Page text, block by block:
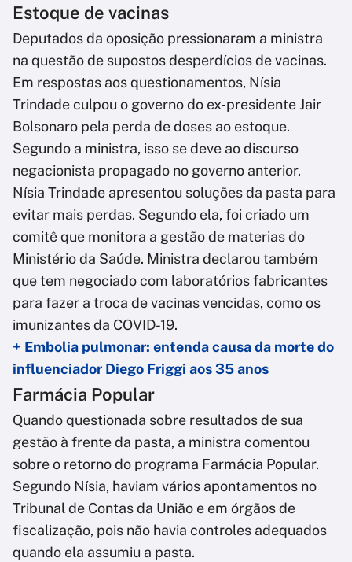
Estoque de vacinas
Deputados da oposição pressionaram a ministra
na questão de supostos desperdícios de vacinas.
Em respostas aos questionamentos, Nísia
Trindade culpou o governo do ex-presidente Jair
Bolsonaro pela perda de doses ao estoque.
Segundo a ministra, isso se deve ao discurso
negacionista propagado no governo anterior.
Nísia Trindade apresentou soluções da pasta para
evitar mais perdas. Segundo ela, foi criado um
comitê que monitora a gestão de materias do
Ministério da Saúde. Ministra declarou também
que tem negociado com laboratórios fabricantes
para fazer a troca de vacinas vencidas, como os
imunizantes da COVID-19.
+ Embolia pulmonar: entenda causa da morte do
influenciador Diego Friggi aos 35 anos
Farmácia Popular
Quando questionada sobre resultados de sua
gestão à frente da pasta, a ministra comentou
sobre o retorno do programa Farmácia Popular.
Segundo Nísia, haviam vários apontamentos no
Tribunal de Contas da União e em órgãos de
fiscalização, pois não havia controles adequados
quando ela assumiu a pasta.